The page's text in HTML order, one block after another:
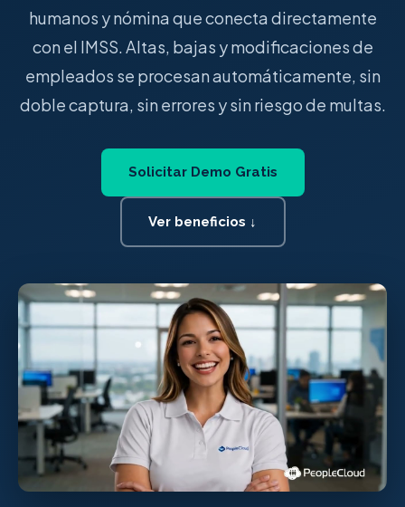
humanos y nómina que conecta directamente
con el IMSS. Altas, bajas y modificaciones de
empleados se procesan automáticamente, sin
doble captura, sin errores y sin riesgo de multas.
Solicitar Demo Gratis
Ver beneficios ↓